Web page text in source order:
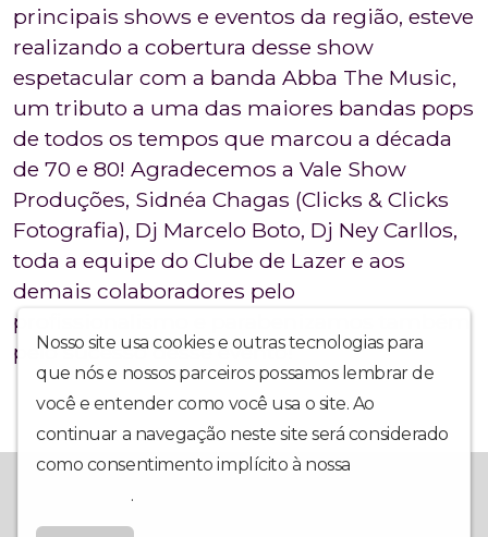
principais shows e eventos da região, esteve
realizando a cobertura desse show
espetacular com a banda Abba The Music,
um tributo a uma das maiores bandas pops
de todos os tempos que marcou a década
de 70 e 80! Agradecemos a Vale Show
Produções, Sidnéa Chagas (Clicks & Clicks
Fotografia), Dj Marcelo Boto, Dj Ney Carllos,
toda a equipe do Clube de Lazer e aos
demais colaboradores pelo
profissionalismo e parabenizamos também
pelo sucesso desse evento!
Nosso site usa cookies e outras tecnologias para
que nós e nossos parceiros possamos lembrar de
você e entender como você usa o site. Ao
continuar a navegação neste site será considerado
como consentimento implícito à nossa
.